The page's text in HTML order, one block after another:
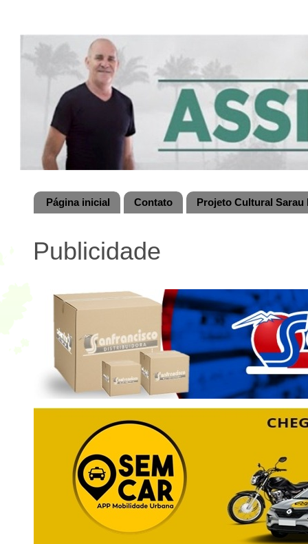
Página inicial Contato Projeto Cultural
Publicidade